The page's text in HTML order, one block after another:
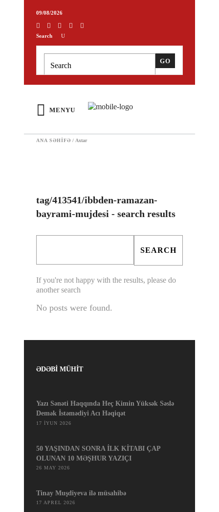
09/08/2026
Search
MENYU
ANA SƏHIFƏ / Axtar
tag/413541/ibbden-ramazan-
bayrami-mujdesi - search results
If you're not happy with the results, please do
another search
No posts were found.
ƏDƏBİ MÜHİT
Yazı Sənəti Haqqında Heç Kimin Yüksək Səslə
Demək İstəmədiyi Acı Həqiqət
17 İYUN 2026
50 YAŞINDAN SONRA İLK KİTABI ÇAP
OLUNAN 10 MƏŞHUR YAZIÇI
26 MAY 2026
Tinay Muşdiyeva ilə müsahibə
17 APREL 2026